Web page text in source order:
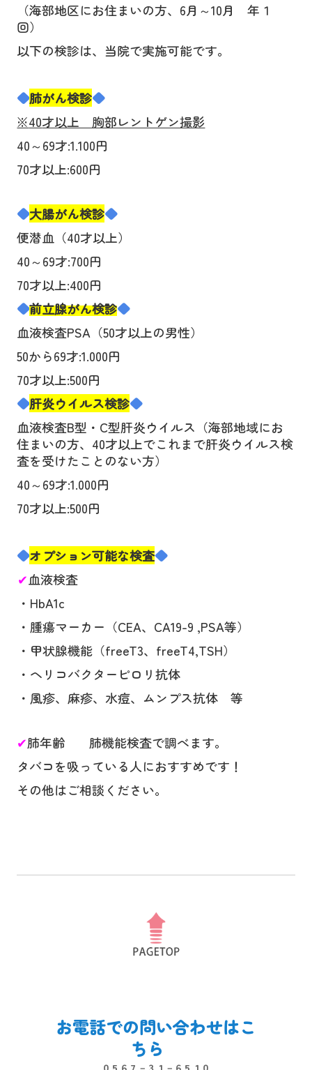
（海部地区にお住まいの方、 6月～10月 年１
回）
以下の検診は、当院で実施可能です。
◆肺がん検診◆
※40才以上 胸部レントゲン撮影
40～69才:1.100円
70才以上:600円
◆大腸がん検診◆
便潜血（40才以上）
40～69才:700円
70才以上:400円
◆前立腺がん検診◆
血液検査PSA （50才以上の男性）
50から69才:1.000円
70才以上:500円
◆肝炎ウイルス検診◆
血液検査B型・ C型肝炎ウイルス（海部地域にお
住まいの方、 40才以上でこれまで肝炎ウイルス検
査を受けたことのない方）
40～69才:1.000円
70才以上:500円
◆オプション可能な検査◆
✔血液検査
・ HbA1c
・腫瘍マーカー（CEA、 CA19-9 ,PSA等）
・甲状腺機能（freeT3、 freeT4,TSH）
・ヘリコバクターピロリ抗体
・風疹、麻疹、水痘、ムンプス抗体 等
✔肺年齢 肺機能検査で調べます。
タバコを吸っている人におすすめです！
その他はご相談ください。
お電話での問い合わせはこ
ちら